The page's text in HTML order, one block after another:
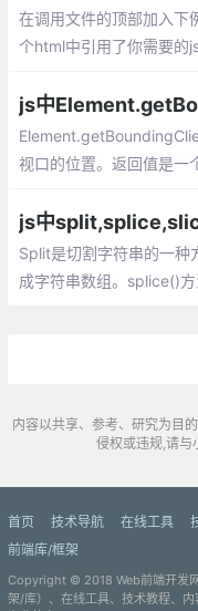
在调用文件的顶部加入
个html中引用了你需要的
js中
视口的位置。返回值是一
相关的CSS 边框集合
Split是切割字符串的一种
成字符串数组。splice()
内容以共享、参考、研究为目
侵权或违规,请与
首页 技术导航 在线工具
前端库/框架